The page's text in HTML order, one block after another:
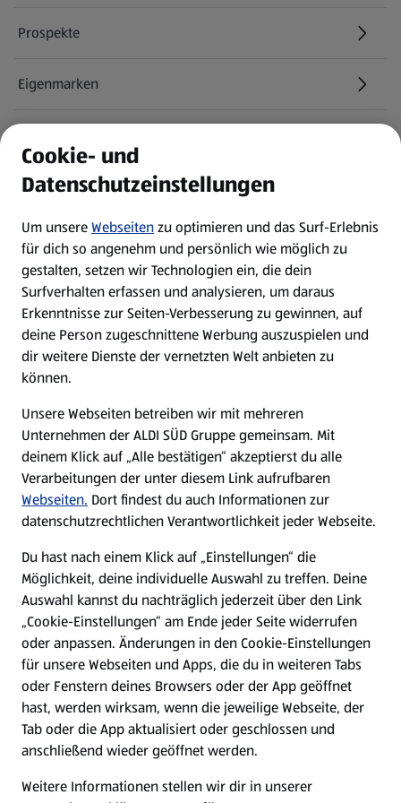
Prospekte
Eigenmarken
Newsletter
WhatsApp
Über ALDI SÜD
Filialen
Nachhaltigkeit
Karriere
Presse
Hilfe & Kontakt
(öffnet in einem neuen Tab)
Unternehmen
Folge uns hier:
Cookie- und
Datenschutzeinstellungen
Um unsereWebseitenzu optimieren und das Surf-Erlebnis
für dich so angenehm und persönlich wie möglich zu
gestalten, setzen wir Technologien ein, die dein
Surfverhalten erfassen und analysieren, um daraus
Erkenntnisse zur Seiten-Verbesserung zu gewinnen, auf
deine Person zugeschnittene Werbung auszuspielen und
dir weitere Dienste der vernetzten Welt anbieten zu
können.
Unsere Webseiten betreiben wir mit mehreren
Unternehmen der ALDI SÜD Gruppe gemeinsam. Mit
deinem Klick auf „Alle bestätigen“ akzeptierst du alle
Verarbeitungen der unter diesem Link aufrufbaren
Webseiten. Dort findest du auch Informationen zur
datenschutzrechtlichen Verantwortlichkeit jeder Webseite.
Du hast nach einem Klick auf „Einstellungen“ die
Möglichkeit, deine individuelle Auswahl zu treffen. Deine
Auswahl kannst du nachträglich jederzeit über den Link
„Cookie-Einstellungen“ am Ende jeder Seite widerrufen
oder anpassen. Änderungen in den Cookie-Einstellungen
für unsere Webseiten und Apps, die du in weiteren Tabs
oder Fenstern deines Browsers oder der App geöffnet
hast, werden wirksam, wenn die jeweilige Webseite, der
Tab oder die App aktualisiert oder geschlossen und
anschließend wieder geöffnet werden.
Weitere Informationen stellen wir dir in unserer